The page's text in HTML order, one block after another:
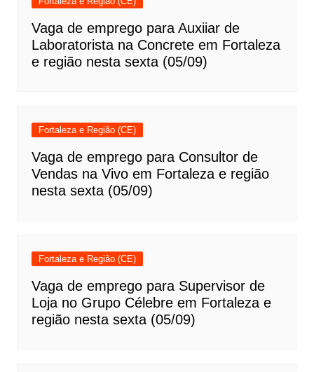
Vaga de emprego para Auxiiar de
Laboratorista na Concrete em Fortaleza
e região nesta sexta (05/09)
Fortaleza e Região (CE)
Vaga de emprego para Consultor de
Vendas na Vivo em Fortaleza e região
nesta sexta (05/09)
Fortaleza e Região (CE)
Vaga de emprego para Supervisor de
Loja no Grupo Célebre em Fortaleza e
região nesta sexta (05/09)